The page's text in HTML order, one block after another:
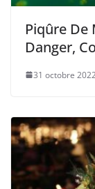
Piqûre De
Danger,
31 octobre